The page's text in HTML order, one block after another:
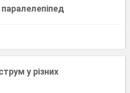
у різних